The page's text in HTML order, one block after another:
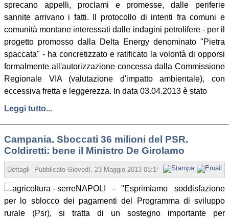
sprecano appelli, proclami e promesse, dalle periferie
sannite arrivano i fatti. Il protocollo di intenti fra comuni e
comunità montane interessati dalle indagini petrolifere - per il
progetto promosso dalla Delta Energy denominato "Pietra
spaccata" - ha concretizzato e ratificato la volontà di opporsi
formalmente all'autorizzazione concessa dalla Commissione
Regionale VIA (valutazione d'impatto ambientale), con
eccessiva fretta e leggerezza. In data 03.04.2013 è stato
Leggi tutto...
Campania. Sboccati 36 milioni del PSR.
Coldiretti: bene il Ministro De Girolamo
Dettagli Pubblicato Giovedì, 23 Maggio 2013 08:19 Scritto da Redazione
NAPOLI - ''Esprimiamo soddisfazione
per lo sblocco dei pagamenti del Programma di sviluppo
rurale (Psr), si tratta di un sostegno importante per